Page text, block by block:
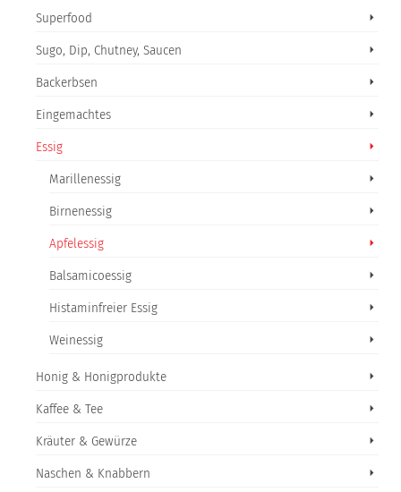
Superfood
Sugo, Dip, Chutney, Saucen
Backerbsen
Eingemachtes
Essig
Marillenessig
Birnenessig
Apfelessig
Balsamicoessig
Histaminfreier Essig
Weinessig
Honig & Honigprodukte
Kaffee & Tee
Kräuter & Gewürze
Naschen & Knabbern